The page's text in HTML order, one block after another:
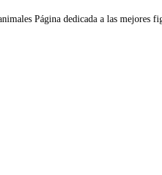
Página dedicada a las mejores